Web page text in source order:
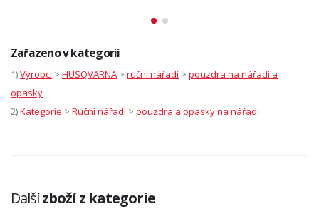
Zařazeno v kategorii
1)Výrobci > HUSQVARNA > ruční nářadí > pouzdra na nářadí a
opasky
2)Kategorie > Ruční nářadí > pouzdra a opasky na nářadí
Dalšízboží z kategorie